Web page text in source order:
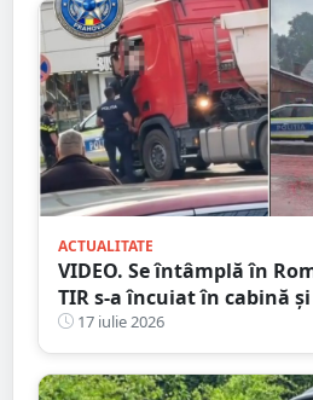
ACTUALITATE
VIDEO. Se întâmplă în
TIR s-a încuiat în cabină
arunce cu obiecte în
mascații
17 iulie 2026